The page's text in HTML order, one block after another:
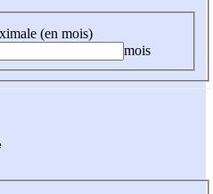
(en mois)
mois